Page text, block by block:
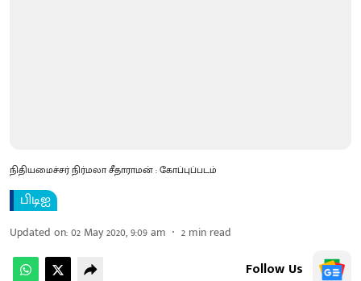
நிதியமைச்சர் நிர்மலா சீதாராமன் : கோப்புப்படம்
பிடிஐ
Updated on:02 May 2020, 9:09 am 2 min read
Follow Us